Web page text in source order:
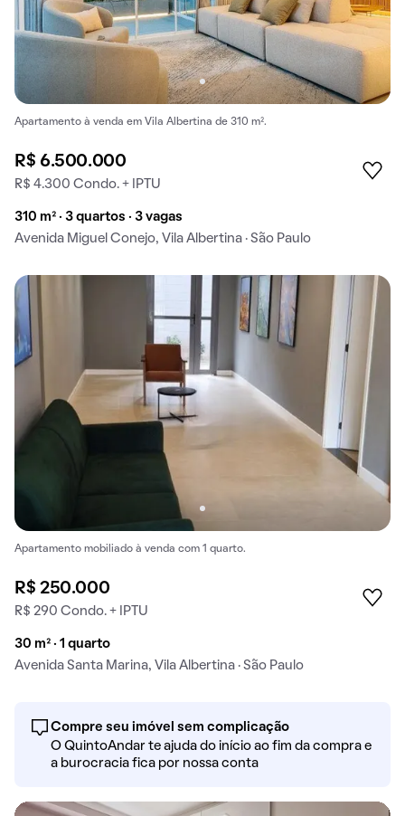
Apartamento à venda em Vila Albertina de 310 m².
R$ 6.500.000
R$ 4.300 Condo. + IPTU
310 m² · 3 quartos · 3 vagas
Avenida Miguel Conejo, Vila Albertina · São Paulo
Apartamento mobiliado à venda com 1 quarto.
R$ 250.000
R$ 290 Condo. + IPTU
30 m² · 1 quarto
Avenida Santa Marina, Vila Albertina · São Paulo
Compre seu imóvel sem complicação
O QuintoAndar te ajuda do início ao fim da compra e
a burocracia fica por nossa conta